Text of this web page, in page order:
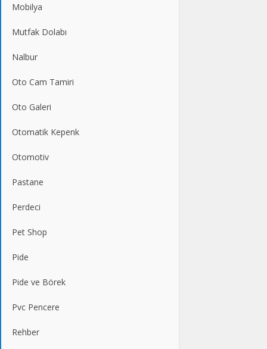
Mobilya
Mutfak Dolabı
Nalbur
Oto Cam Tamiri
Oto Galeri
Otomatik Kepenk
Otomotiv
Pastane
Perdeci
Pet Shop
Pide
Pide ve Börek
Pvc Pencere
Rehber